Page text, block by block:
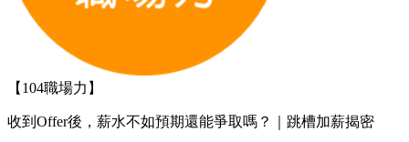
【104職場力】
收到Offer後，薪水不如預期還能爭取嗎？｜跳槽加薪揭密